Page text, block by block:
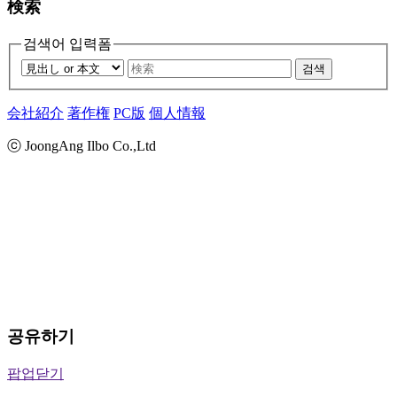
検索
검색어 입력폼
검색
会社紹介 著作権 PC版 個人情報
ⓒ JoongAng Ilbo Co.,Ltd
공유하기
팝업닫기